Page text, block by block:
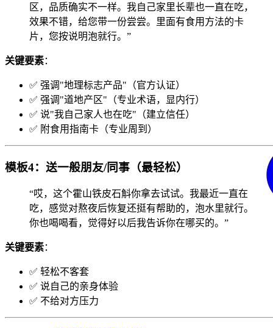
区，品质确实不一样。我自己家里长辈也一直在吃，
效果不错，给您带一份尝尝。里面有食用方法的卡
片，您按说明泡就行。”
关键要素：
✅ 强调"地理标志产品"（官方认证）
✅ 强调"道地产区"（专业术语，显内行）
✅ 说"我自己家人也在吃"（建立信任）
✅ 附食用指南卡（专业周到）
模板4：送一般朋友/同事（最轻松）
“哎，这个霍山铁皮石斛你拿去试试。我最近一直在
吃，感觉对熬夜后恢复还挺有帮助的，泡水里就行。
你也喝喝看，觉得好以后我告诉你在哪买的。”
关键要素：
✅ 轻松不客套
✅ 说自己的亲身体验
✅ 不给对方压力